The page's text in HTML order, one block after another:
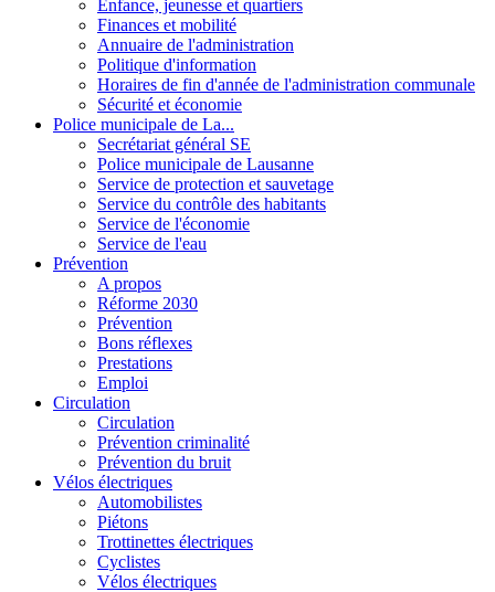
Enfance, jeunesse et quartiers
Finances et mobilité
Annuaire de l'administration
Politique d'information
Horaires de fin d'année de l'administration communale
Sécurité et économie
Police municipale de La...
Secrétariat général SE
Police municipale de Lausanne
Service de protection et sauvetage
Service du contrôle des habitants
Service de l'économie
Service de l'eau
Prévention
A propos
Réforme 2030
Prévention
Bons réflexes
Prestations
Emploi
Circulation
Circulation
Prévention criminalité
Prévention du bruit
Vélos électriques
Automobilistes
Piétons
Trottinettes électriques
Cyclistes
Vélos électriques